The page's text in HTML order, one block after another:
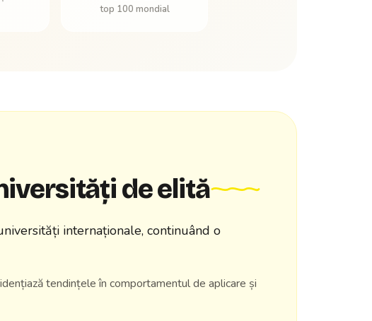
top 100 mondial
de elită
internaționale, continuând o
tendințele în comportamentul de aplicare și